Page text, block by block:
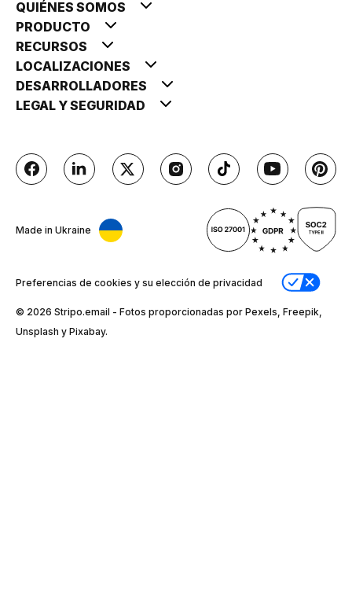
QUIÉNES SOMOS
PRODUCTO
RECURSOS
LOCALIZACIONES
DESARROLLADORES
LEGAL Y SEGURIDAD
Made in Ukraine
Preferencias de cookies y su elección de privacidad
© 2026 Stripо.email - Fotos proporcionadas por Pexels, Freepik,
Unsplash y Pixabay.